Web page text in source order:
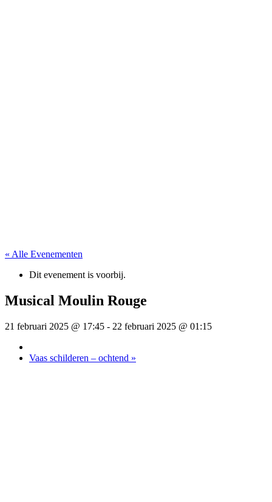
« Alle Evenementen
Dit evenement is voorbij.
Musical Moulin Rouge
21 februari 2025 @ 17:45 - 22 februari 2025 @ 01:15
Vaas schilderen – ochtend »